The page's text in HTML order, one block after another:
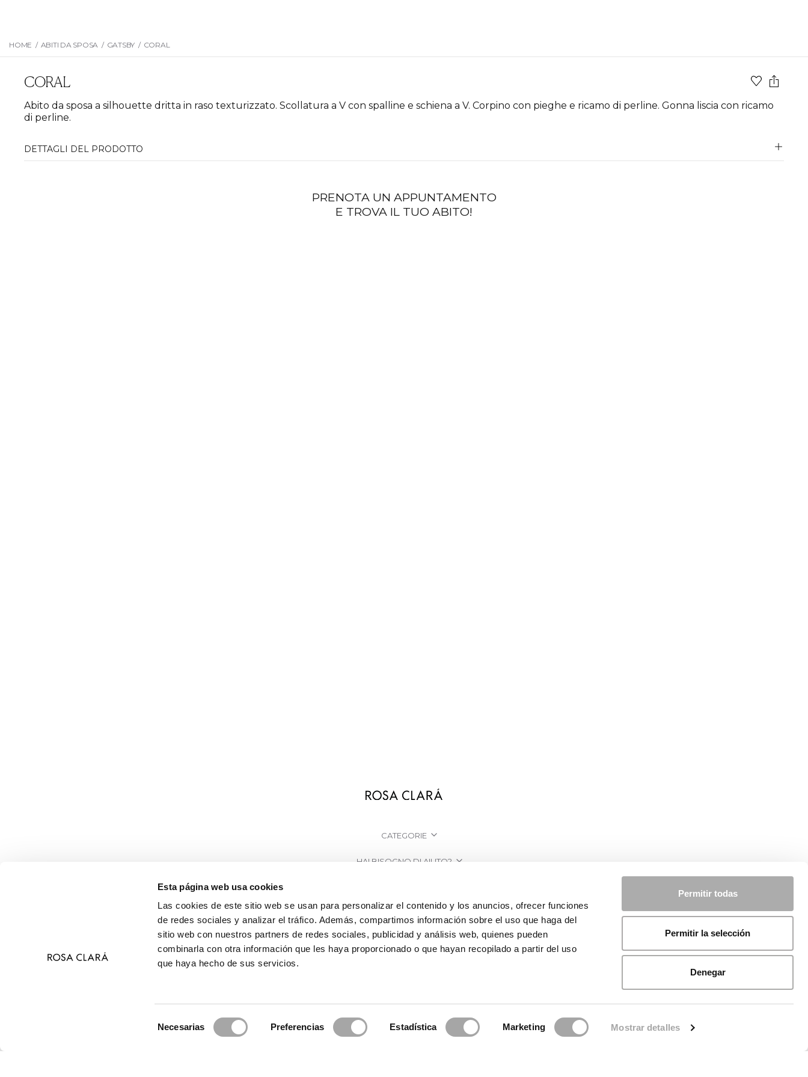
Esta página web usa cookies
Las cookies de este sitio web se usan para personalizar el contenido y los anuncios, ofrecer funciones
de redes sociales y analizar el tráfico. Además, compartimos información sobre el uso que haga del
sitio web con nuestros partners de redes sociales, publicidad y análisis web, quienes pueden
combinarla con otra información que les haya proporcionado o que hayan recopilado a partir del uso
que haya hecho de sus servicios.
Necesarias Preferencias Estadística Marketing Mostrar detalles
Permitir todas
Permitir la selección
Denegar
HOME / ABITI DA SPOSA / GATSBY / CORAL
CORAL
Abito da sposa a silhouette dritta in raso texturizzato. Scollatura a V con spalline e schiena a V. Corpino con pieghe e ricamo di perline. Gonna liscia con ricamo
di perline.
DETTAGLI DEL PRODOTTO
PRENOTA UN APPUNTAMENTO
E TROVA IL TUO ABITO!
CATEGORIE
HAI BISOGNO DI AIUTO?